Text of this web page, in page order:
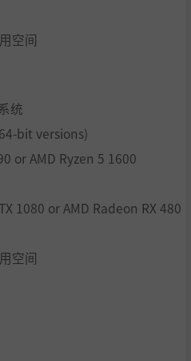
空间
统
bit versions)
or AMD Ryzen 5 1600
1080 or AMD Radeon RX 480
空间